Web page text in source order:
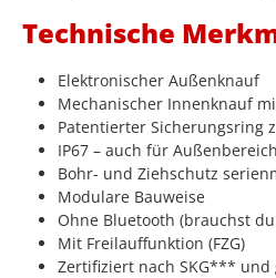
Technische
Elektronischer Außenknauf
Mechanischer Innenknauf
Patentierter Sicherungsring
IP67 – auch für
Bohr- und Ziehschutz
Modulare Bauweise
Ohne Bluetooth (brauchst
Mit Freilauffunktion (FZG)
Zertifiziert nach SKG*** und